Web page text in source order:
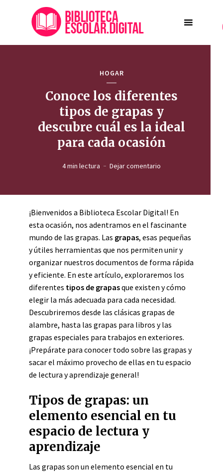
HOGAR
Conoce los diferentes
tipos de grapas y
descubre cuál es la ideal
para cada ocasión
4 min lectura Dejar comentario
¡Bienvenidos a Biblioteca Escolar Digital! En
esta ocasión, nos adentramos en el fascinante
mundo de las grapas. Las grapas, esas pequeñas
y útiles herramientas que nos permiten unir y
organizar nuestros documentos de forma rápida
y eficiente. En este artículo, exploraremos los
diferentes tipos de grapasque existen y cómo
elegir la más adecuada para cada necesidad.
Descubriremos desde las clásicas grapas de
alambre, hasta las grapas para libros y las
grapas especiales para trabajos en exteriores.
¡Prepárate para conocer todo sobre las grapas y
sacar el máximo provecho de ellas en tu espacio
de lectura y aprendizaje general!
Tipos de grapas: un
elemento esencial en tu
espacio de lectura y
aprendizaje
Las grapas son un elemento esencial en tu